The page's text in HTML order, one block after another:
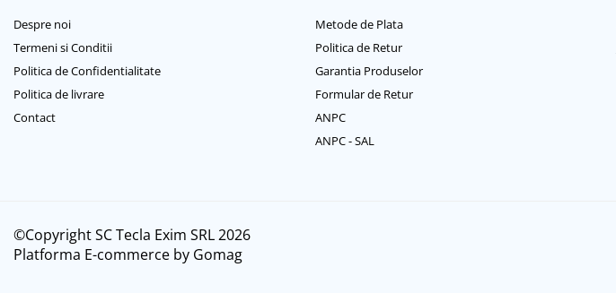
Cititoare Carduri
Cititor Carduri USB 2.0
Cititor Carduri USB 3.0
Hub-uri USB
Priza bricheta auto
Priza retea
Despre noi
Termeni si Conditii
Politica de Confidentialitate
Politica de livrare
Contact
Metode de Plata
Politica de Retur
Garantia Produselor
Formular de Retur
ANPC
ANPC - SAL
©Copyright SC Tecla Exim SRL 2026
Platforma E-commerce by Gomag